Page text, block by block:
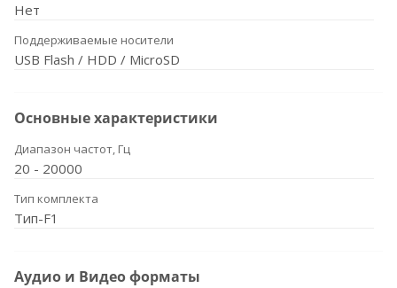
Нет
Поддерживаемые носители
USB Flash / HDD / MicroSD
Основные характеристики
Диапазон частот, Гц
20 - 20000
Тип комплекта
Тип-F1
Аудио и Видео форматы